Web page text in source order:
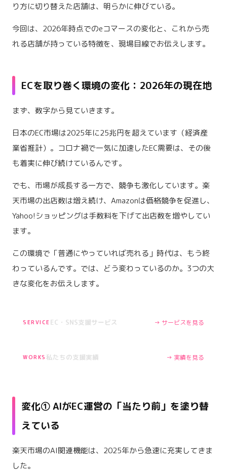
り方に切り替えた店舗は、明らかに伸びている。
今回は、2026年時点でのeコマースの変化と、これから売
れる店舗が持っている特徴を、現場目線でお伝えします。
ECを取り巻く環境の変化：2026年の現在地
まず、数字から見ていきます。
日本のEC市場は2025年に25兆円を超えています（経済産
業省推計）。コロナ禍で一気に加速したEC需要は、その後
も着実に伸び続けているんです。
でも、市場が成長する一方で、競争も激化しています。楽
天市場の出店数は増え続け、Amazonは価格競争を促進し、
Yahoo!ショッピングは手数料を下げて出店数を増やしてい
ます。
この環境で「普通にやっていれば売れる」時代は、もう終
わっているんです。では、どう変わっているのか。3つの大
きな変化をお伝えします。
SERVICE EC・SNS支援サービス → サービスを見る
WORKS 私たちの支援実績 → 実績を見る
変化① AIがEC運営の「当たり前」を塗り替
えている
楽天市場のAI関連機能は、2025年から急速に充実してきま
した。